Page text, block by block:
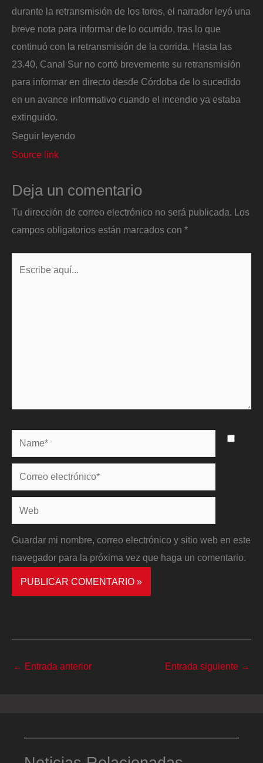
durante la retransmisión de los toros, el narrador leyó una
breve nota para informar de lo ocurrido, tras lo que
continuó con la retransmisión de la corrida. Hasta las
23.40, Canal Sur no cortó brevemente su retransmisión
para informar en directo desde Córdoba de lo sucedido
en un avance informativo cuando el incendio ya estaba
extinguido.
Seguir leyendo
Source link
Deja un comentario
Tu dirección de correo electrónico no será publicada. Los
campos obligatorios están marcados con *
Name*
Correo
electrónico*
Web
Guardar mi nombre, correo electrónico y sitio web en este
navegador para la próxima vez que haga un comentario.
← Entrada anterior Entrada siguiente →